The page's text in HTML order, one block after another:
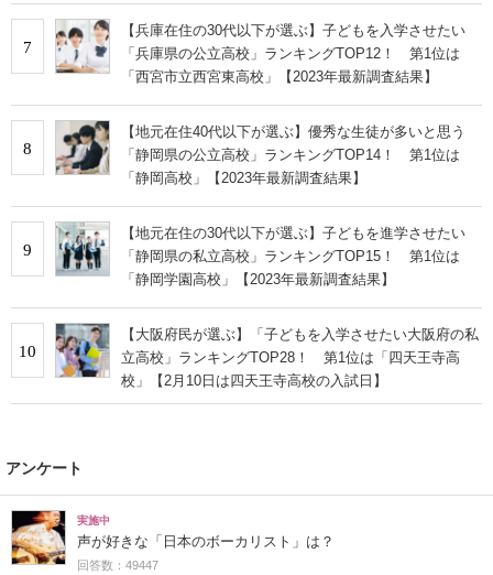
7
【兵庫在住の30代以下が選ぶ】子どもを入学させたい
「兵庫県の公立高校」ランキングTOP12！ 第1位は
「西宮市立西宮東高校」【2023年最新調査結果】
8
【地元在住40代以下が選ぶ】優秀な生徒が多いと思う
「静岡県の公立高校」ランキングTOP14！ 第1位は
「静岡高校」【2023年最新調査結果】
9
【地元在住の30代以下が選ぶ】子どもを進学させたい
「静岡県の私立高校」ランキングTOP15！ 第1位は
「静岡学園高校」【2023年最新調査結果】
10
【大阪府民が選ぶ】「子どもを入学させたい大阪府の私
立高校」ランキングTOP28！ 第1位は「四天王寺高
校」【2月10日は四天王寺高校の入試日】
アンケート
実施中
声が好きな「日本のボーカリスト」は？
回答数：49447